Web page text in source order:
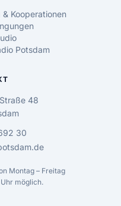
Kooperationen
Potsdam
48
30
Montag – Freitag
möglich.